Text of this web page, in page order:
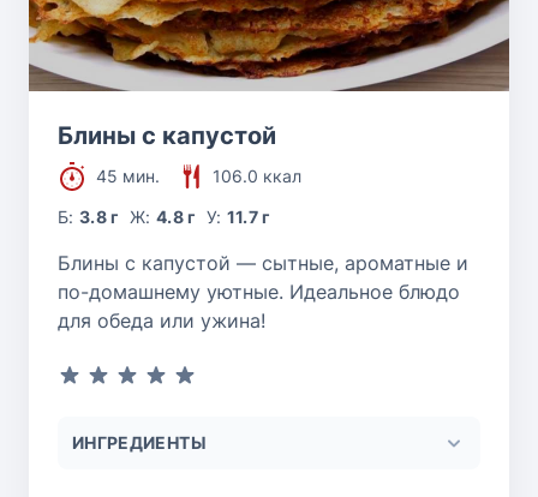
Блины с капустой
45 мин.
106.0 ккал
Б:3.8 г Ж: 4.8 г У: 11.7 г
Блины с капустой — сытные, ароматные и
по-домашнему уютные. Идеальное блюдо
для обеда или ужина!
ИНГРЕДИЕНТЫ